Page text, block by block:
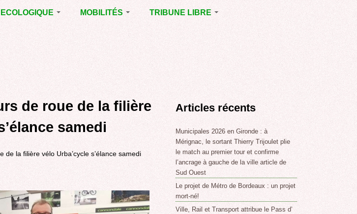
MOBILITÉS
VOIRIE DOMAINE
LE TRAMWAY REJOINT
MÉRIGNAC :
INAUGURATION,
REVUE DE PRESSE
POLITIQUE CYCLABLE,
MARCHE
CONTOURNEMENT DE
BORDEAUX
TRAMWAY, RER
METROPOLITAIN,
TRANSPORT
TRIBUNE LIBRE
POINT DE VUE
de roue de la filière
samedi
de la filière vélo Urba’cycle s’élance samedi
Articles récents
Municipales 2026 en Gironde : à
Mérignac, le sortant Thierry Trijoulet plie
le match au premier tour et confirme
l’ancrage à gauche de la ville article de
Sud Ouest
Le projet de Métro de Bordeaux : un projet
mort-né!
Ville, Rail et Transport attribue le Pass d’